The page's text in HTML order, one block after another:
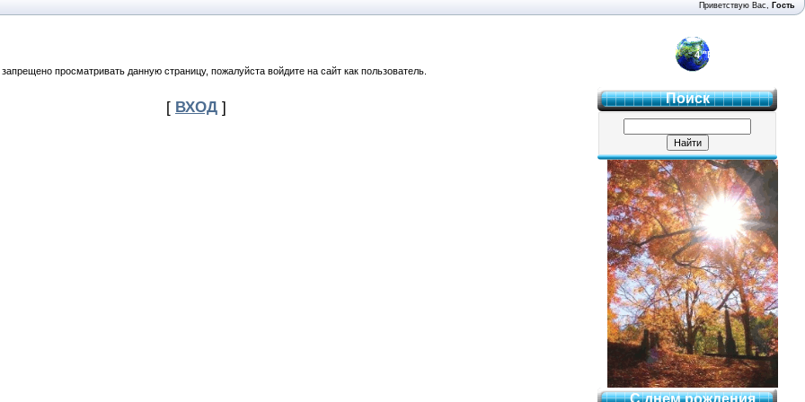
Приветствую Вас, Гость
просматривать данную страницу, пожалуйста войдите на сайт как пользователь.
[ ВХОД ]
4 "Б"
Поиск
С днем рождения